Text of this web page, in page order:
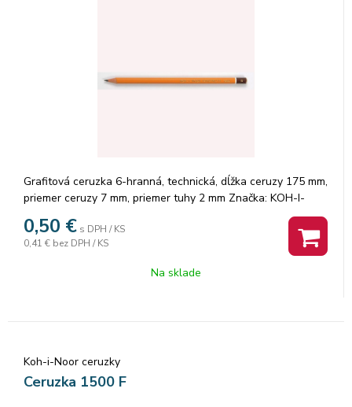
Grafitová ceruzka 6-hranná, technická, dĺžka ceruzy 175 mm,
priemer ceruzy 7 mm, priemer tuhy 2 mm Značka: KOH-I-
0,50 € s DPH / KS
0,41 € bez DPH / KS
Na sklade
Koh-i-Noor ceruzky
Ceruzka 1500 F